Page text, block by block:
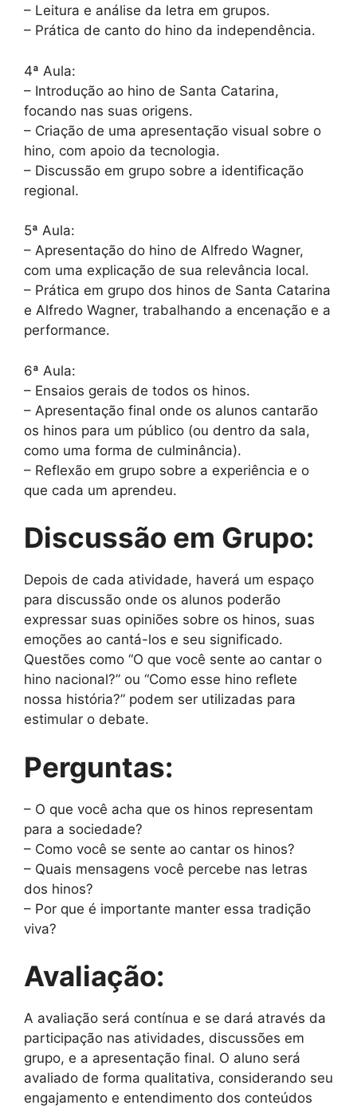
– Leitura e análise da letra em grupos.
– Prática de canto do hino da independência.
4ª Aula:
– Introdução ao hino de Santa Catarina,
focando nas suas origens.
– Criação de uma apresentação visual sobre o
hino, com apoio da tecnologia.
– Discussão em grupo sobre a identificação
regional.
5ª Aula:
– Apresentação do hino de Alfredo Wagner,
com uma explicação de sua relevância local.
– Prática em grupo dos hinos de Santa Catarina
e Alfredo Wagner, trabalhando a encenação e a
performance.
6ª Aula:
– Ensaios gerais de todos os hinos.
– Apresentação final onde os alunos cantarão
os hinos para um público (ou dentro da sala,
como uma forma de culminância).
– Reflexão em grupo sobre a experiência e o
que cada um aprendeu.
Discussão em Grupo:
Depois de cada atividade, haverá um espaço
para discussão onde os alunos poderão
expressar suas opiniões sobre os hinos, suas
emoções ao cantá-los e seu significado.
Questões como “O que você sente ao cantar o
hino nacional?” ou “Como esse hino reflete
nossa história?” podem ser utilizadas para
estimular o debate.
Perguntas:
– O que você acha que os hinos representam
para a sociedade?
– Como você se sente ao cantar os hinos?
– Quais mensagens você percebe nas letras
dos hinos?
– Por que é importante manter essa tradição
viva?
Avaliação:
A avaliação será contínua e se dará através da
participação nas atividades, discussões em
grupo, e a apresentação final. O aluno será
avaliado de forma qualitativa, considerando seu
engajamento e entendimento dos conteúdos